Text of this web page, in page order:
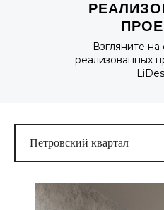
Взгляните
реализованных